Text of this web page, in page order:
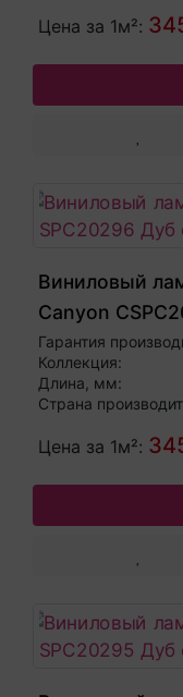
Цена за 1м²:
Виниловый
Canyon
Гарантия
Коллекция:
Длина, мм:
Страна
Цена за 1м²: